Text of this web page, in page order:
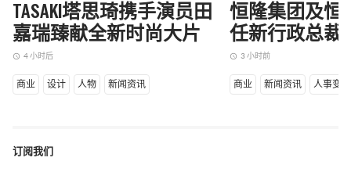
TASAKI塔思琦携手演员田
嘉瑞臻献全新时尚大片
access_time 4 小时后
商业 设计 人物 新闻资讯
恒隆集团及恒
任新行政总裁
access_time 3 小时前
商业 新闻资讯 人事变动
订阅我们